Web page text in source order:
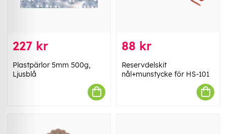
227 kr
Plastpärlor 5mm 500g,
Ljusblå
88 kr
Reservdelskit
nål+munstycke för HS-101